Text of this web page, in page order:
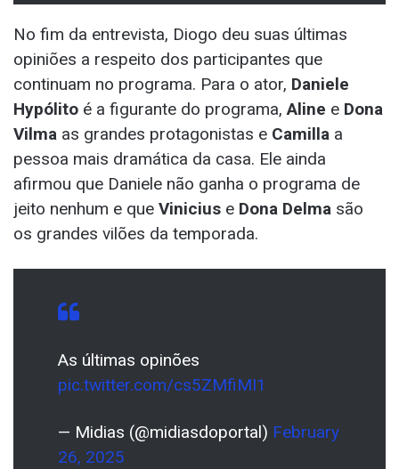
No fim da entrevista, Diogo deu suas últimas
opiniões a respeito dos participantes que
continuam no programa. Para o ator, Daniele
Hypólito é a figurante do programa, Aline e Dona
Vilma as grandes protagonistas e Camilla a
pessoa mais dramática da casa. Ele ainda
afirmou que Daniele não ganha o programa de
jeito nenhum e que Vinicius e Dona Delma são
os grandes vilões da temporada.
As últimas opinões
pic.twitter.com/cs5ZMfiMI1
— Midias (@midiasdoportal) February
26, 2025